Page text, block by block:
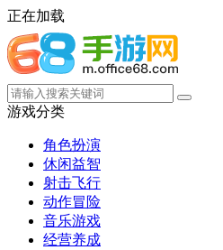
正在加载
游戏分类
角色扮演
休闲益智
射击飞行
动作冒险
音乐游戏
经营养成